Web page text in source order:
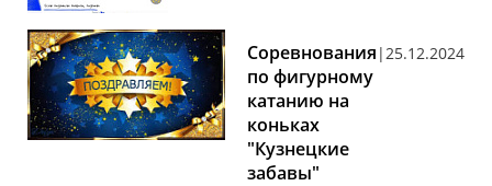
Соревнования
по фигурному
катанию на
коньках
"Кузнецкие
забавы"
25.12.2024